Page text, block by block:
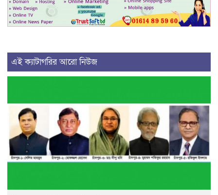
এই ক্যাটাগরির আরো নিউজ